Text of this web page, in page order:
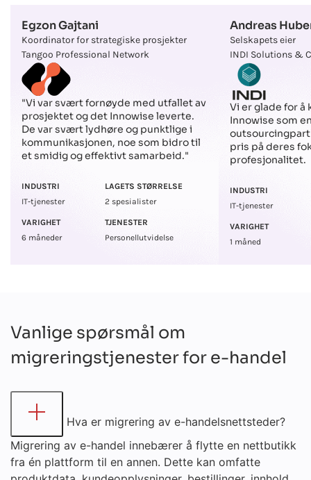
Egzon Gajtani
Koordinator for strategiske prosjekter
Tangoo Professional Network
"Vi var svært fornøyde med utfallet av
prosjektet og det Innowise leverte.
De var svært lydhøre og punktlige i
kommunikasjonen, noe som bidro til
et smidig og effektivt samarbeid."
INDUSTRI
IT-tjenester
LAGETS STØRRELSE
2 spesialister
VARIGHET
6 måneder
TJENESTER
Personellutvidelse
Andreas
Selskapets eier
INDI Solutions &
Vi er glade for å
Innowise som
pris på deres
profesjonalitet.
INDUSTRI
IT-tjenester
VARIGHET
1 måned
Vanlige spørsmål om
migreringstjenester for e-handel
Hva er migrering av e-handelsnettsteder?
Migrering av e-handel innebærer å flytte en nettbutikk
fra én plattform til en annen. Dette kan omfatte